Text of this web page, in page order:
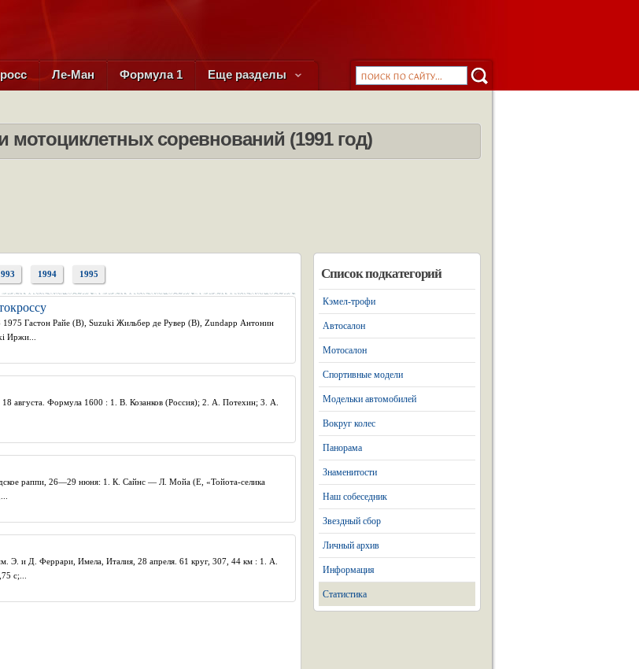
Ле-Ман Формула 1 Еще разделы
мотоциклетных соревнований (1991 год)
1994 1995
1975 Гастон Райе (В), Suzuki Жильбер де Рувер (В), Zundapp Антонин
Иржи...
августа. Формула 1600 : 1. В. Козанков (Россия); 2. А. Потехин; 3. А.
раппи, 26—29 нюня: 1. К. Сайнс — Л. Мойа (E, «Тойота-селика
Э. и Д. Феррари, Имела, Италия, 28 апреля. 61 круг, 307, 44 км : 1. А.
с;...
Список подкатегорий
Кэмел-трофи
Автосалон
Мотосалон
Спортивные модели
Модельки автомобилей
Вокруг колес
Панорама
Знаменитости
Наш собеседник
Звездный сбор
Личный архив
Информация
Статистика